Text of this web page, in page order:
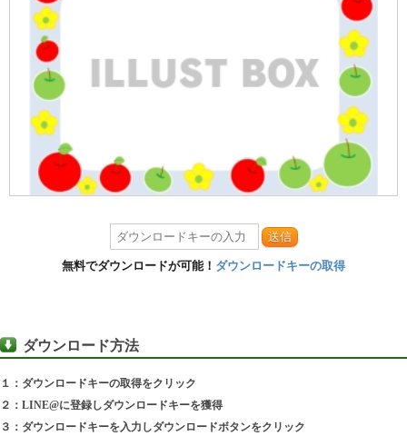
送信
無料でダウンロードが可能！ ダウンロードキーの取得
ダウンロード方法
１：ダウンロードキーの取得をクリック
２：LINE@に登録しダウンロードキーを獲得
３：ダウンロードキーを入力しダウンロードボタンをクリック